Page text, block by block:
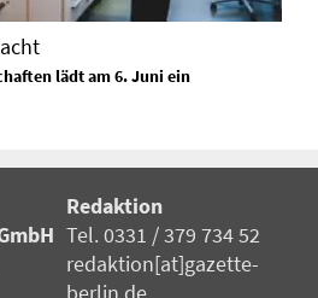
lädt am 6. Juni ein
Redaktion
Tel. 0331 / 379 734 52
redaktion[at]gazette-